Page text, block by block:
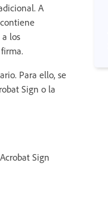
A
los
Para ello, se
Sign o la
Sign